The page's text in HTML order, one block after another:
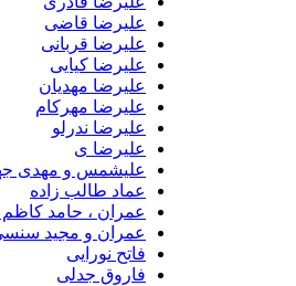
علیرضا قاضی
علیرضا قربانی
علیرضا کیایی
علیرضا مهدیان
علیرضا مهرکام
علیرضا ندرلو
علیرضا ی
علیشمس و مهدی جهانی
عماد طالب زاده
عمران ، حامد کاظم پور ،
عمران و مجید سنسی و حامد
فاتح نورایی
فاروق جدلی